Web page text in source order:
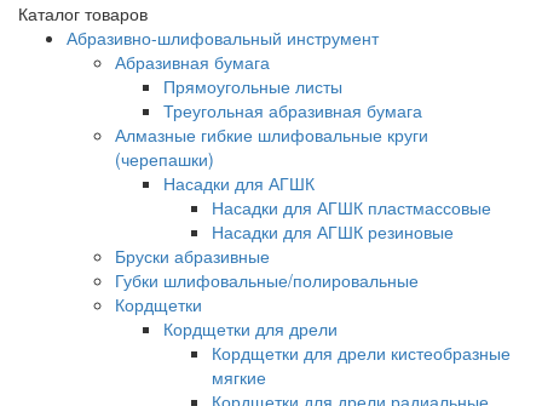
Каталог товаров
Абразивно-шлифовальный инструмент
Абразивная бумага
Прямоугольные листы
Треугольная абразивная бумага
Алмазные гибкие шлифовальные круги
(черепашки)
Насадки для АГШК
Насадки для АГШК пластмассовые
Насадки для АГШК резиновые
Бруски абразивные
Губки шлифовальные/полировальные
Кордщетки
Кордщетки для дрели
Кордщетки для дрели кистеобразные
мягкие
Кордщетки для дрели радиальные